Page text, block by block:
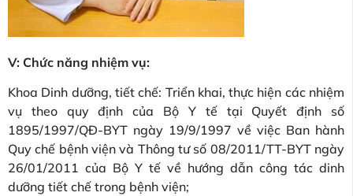
V: Chức năng nhiệm vụ:
Khoa Dinh dưỡng, tiết chế: Triển khai, thực hiện các nhiệm
vụ theo quy định của Bộ Y tế tại Quyết định số
1895/1997/QĐ-BYT ngày 19/9/1997 về việc Ban hành
Quy chế bệnh viện và Thông tư số 08/2011/TT-BYT ngày
26/01/2011 của Bộ Y tế về hướng dẫn công tác dinh
dưỡng tiết chế trong bệnh viện;